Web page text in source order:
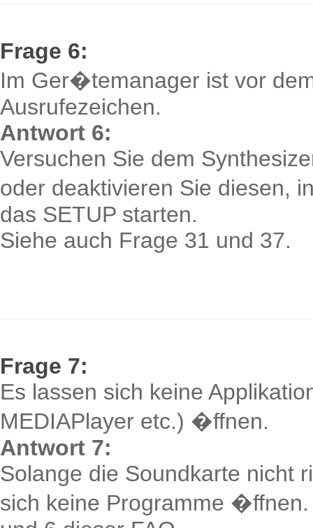
Frage 6:
Im Ger�temanager ist vor
Ausrufezeichen.
Antwort 6:
Versuchen Sie dem
oder deaktivieren Sie diesen,
das SETUP starten.
Siehe auch Frage 31 und 37.
Frage 7:
Es lassen sich keine
MEDIAPlayer etc.) �ffnen.
Antwort 7:
Solange die Soundkarte nicht
sich keine Programme